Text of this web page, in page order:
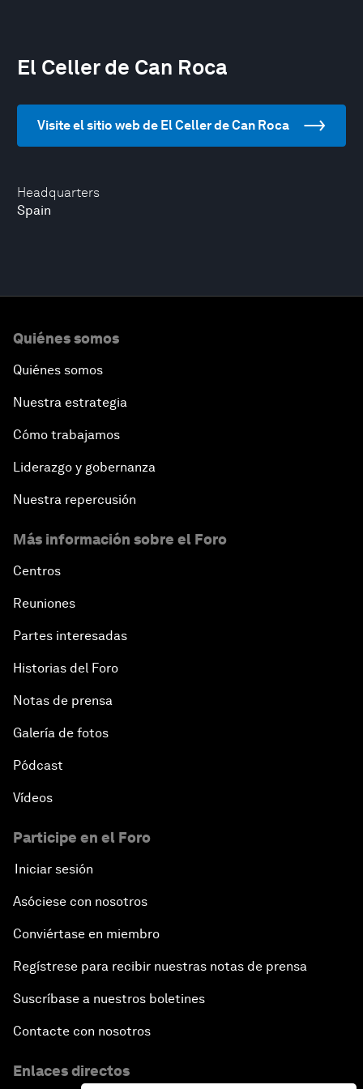
Headquarters
Spain
El Celler de Can Roca
Visite el sitio web de El Celler de Can Roca
Quiénes somos
Quiénes somos
Nuestra estrategia
Cómo trabajamos
Liderazgo y gobernanza
Nuestra repercusión
Más información sobre el Foro
Centros
Reuniones
Partes interesadas
Historias del Foro
Notas de prensa
Galería de fotos
Pódcast
Vídeos
Participe en el Foro
Iniciar sesión
Asóciese con nosotros
Conviértase en miembro
Regístrese para recibir nuestras notas de prensa
Suscríbase a nuestros boletines
Contacte con nosotros
Enlaces directos